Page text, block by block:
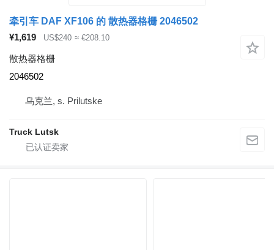
牵引车 DAF XF106 的 散热器格栅 2046502
¥1,619
US$240 ≈ €208.10
散热器格栅
2046502
乌克兰, s. Prilutske
Truck Lutsk